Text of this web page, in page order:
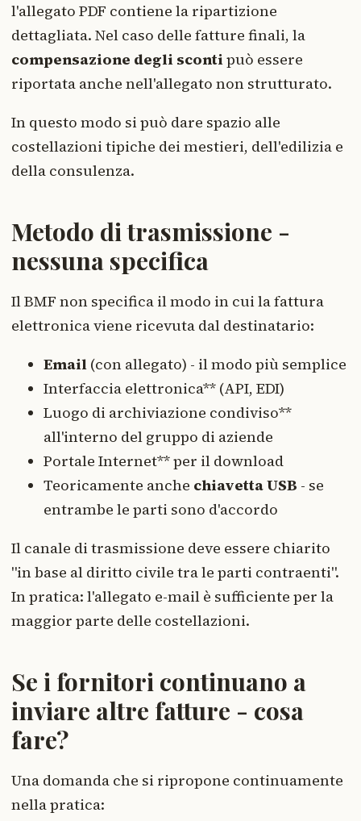
l'allegato PDF contiene la ripartizione
dettagliata. Nel caso delle fatture finali, la
compensazione degli scontipuò essere
riportata anche nell'allegato non strutturato.
In questo modo si può dare spazio alle
costellazioni tipiche dei mestieri, dell'edilizia e
della consulenza.
Metodo di trasmissione -
nessuna specifica
Il BMF non specifica il modo in cui la fattura
elettronica viene ricevuta dal destinatario:
Email (con allegato) - il modo più semplice
Interfaccia elettronica** (API, EDI)
Luogo di archiviazione condiviso**
all'interno del gruppo di aziende
Portale Internet** per il download
Teoricamente anche chiavetta USB - se
entrambe le parti sono d'accordo
Il canale di trasmissione deve essere chiarito
"in base al diritto civile tra le parti contraenti".
In pratica: l'allegato e-mail è sufficiente per la
maggior parte delle costellazioni.
Se i fornitori continuano a
inviare altre fatture - cosa
fare?
Una domanda che si ripropone continuamente
nella pratica: